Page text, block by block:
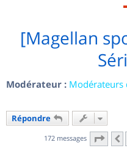
[Magellan
Modérateur : Modérateurs
Répondre
172 messages Page